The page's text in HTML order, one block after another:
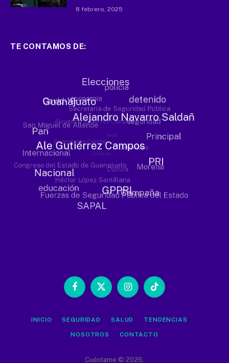
8 febrero, 2025
TE CONTAMOS DE:
Facebook
X
InstagramTikTok
INICIO SEGURIDAD SALUD TENDENCIAS
NOSOTROS CONTACTO
Cuéntame © 2026.